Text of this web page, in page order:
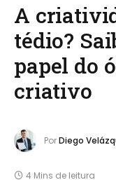
A
tédio?
papel do
criativo
PorDiego
4 Mins de leitura